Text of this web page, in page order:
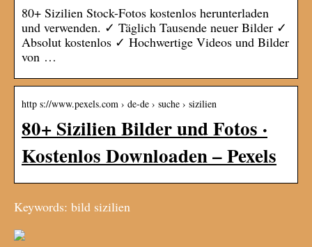
80+ Sizilien Stock-Fotos kostenlos herunterladen
und verwenden. ✓ Täglich Tausende neuer Bilder ✓
Absolut kostenlos ✓ Hochwertige Videos und Bilder
von …
http s://www.pexels.com › de-de › suche › sizilien
80+ Sizilien Bilder und Fotos ·
Kostenlos Downloaden – Pexels
Keywords: bild sizilien